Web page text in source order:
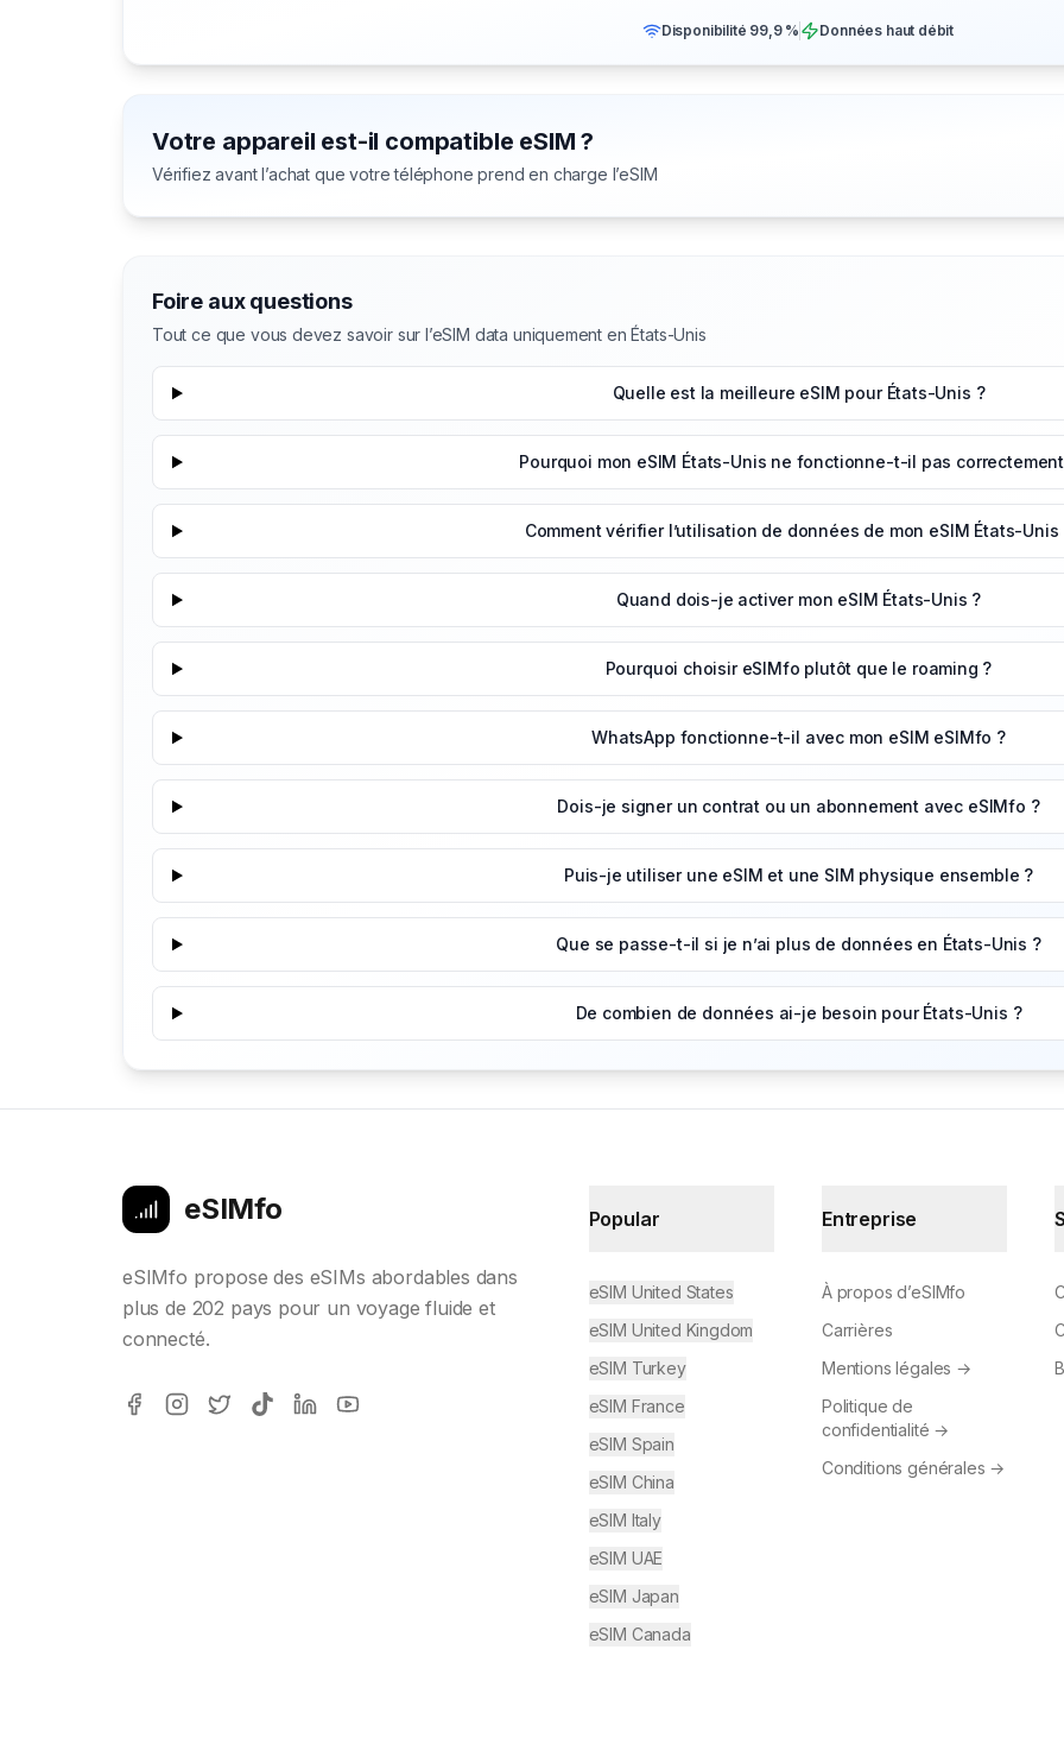
Disponibilité 99,9 % Données haut débit
Votre appareil est-il compatible eSIM ?
Vérifiez avant l’achat que votre téléphone prend en charge l’eSIM
Foire aux questions
Tout ce que vous devez savoir sur l’eSIM data uniquement en États-Unis
Quelle est la meilleure eSIM pour États-Unis ?
Pourquoi mon eSIM États-Unis ne fonctionne-t-il pas
Comment vérifier l’utilisation de données de mon eSIM États-Unis
Quand dois-je activer mon eSIM États-Unis ?
Pourquoi choisir eSIMfo plutôt que le roaming ?
WhatsApp fonctionne-t-il avec mon eSIM eSIMfo ?
Dois-je signer un contrat ou un abonnement avec eSIMfo ?
Puis-je utiliser une eSIM et une SIM physique ensemble ?
Que se passe-t-il si je n’ai plus de données en États-Unis ?
De combien de données ai-je besoin pour États-Unis ?
eSIMfo
eSIMfo propose des eSIMs abordables dans
plus de 202 pays pour un voyage fluide et
connecté.
Popular
eSIM United States
eSIM United Kingdom
eSIM Turkey
eSIM France
eSIM Spain
eSIM China
eSIM Italy
eSIM UAE
eSIM Japan
eSIM Canada
Entreprise
À propos d’eSIMfo
Carrières
Mentions légales →
Politique de
confidentialité →
Conditions générales →